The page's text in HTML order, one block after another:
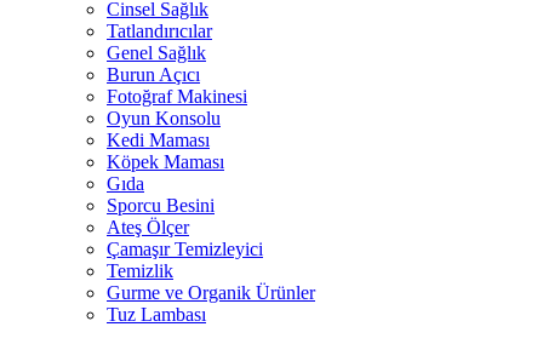
Cinsel Sağlık
Tatlandırıcılar
Genel Sağlık
Burun Açıcı
Fotoğraf Makinesi
Oyun Konsolu
Kedi Maması
Köpek Maması
Gıda
Sporcu Besini
Ateş Ölçer
Çamaşır Temizleyici
Temizlik
Gurme ve Organik Ürünler
Tuz Lambası